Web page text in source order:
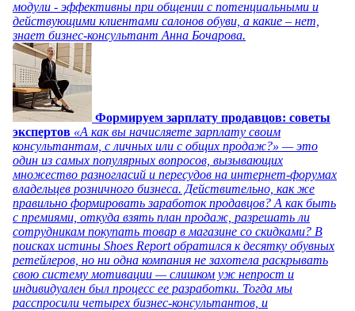
модули - эффективны при общении с потенциальными и
действующими клиентами салонов обуви, а какие – нет,
знает бизнес-консультант Анна Бочарова.
Формируем зарплату продавцов: советы
экспертов «А как вы начисляете зарплату своим
консультантам, с личных или с общих продаж?» — это
один из самых популярных вопросов, вызывающих
множество разногласий и пересудов на интернет-форумах
владельцев розничного бизнеса. Действительно, как же
правильно формировать заработок продавцов? А как быть
с премиями, откуда взять план продаж, разрешать ли
сотрудникам покупать товар в магазине со скидками? В
поисках истины Shoes Report обратился к десятку обувных
ретейлеров, но ни одна компания не захотела раскрывать
свою систему мотивации — слишком уж непрост и
индивидуален был процесс ее разработки. Тогда мы
расспросили четырех бизнес-консультантов, и